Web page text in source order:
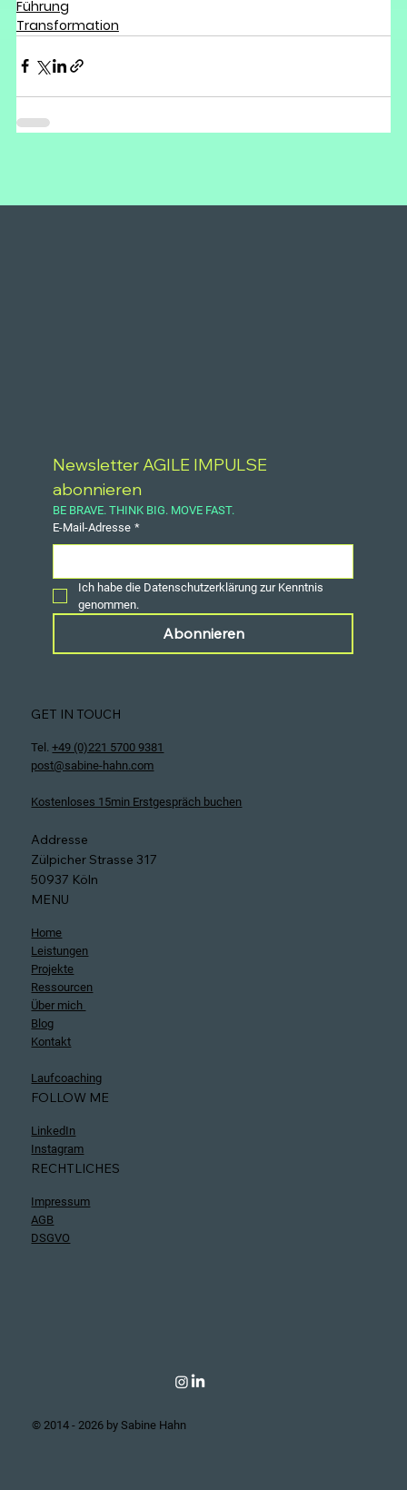
Führung
Transformation
Newsletter AGILE IMPULSE
abonnieren
BE BRAVE. THINK BIG. MOVE FAST.
E-Mail-Adresse *
Ich habe die Datenschutzerklärung zur Kenntnis
genommen.
Abonnieren
GET IN TOUCH
Tel.+49 (0)221 5700 9381
post@sabine-hahn.com
Kostenloses 15min Erstgespräch buchen
Addresse
Zülpicher Strasse 317
50937 Köln
MENU
Home
Leistungen
Projekte
Ressourcen
Über mich
Blog
Kontakt
Laufcoaching
FOLLOW ME
LinkedIn
Instagram
RECHTLICHES
Impressum
AGB
DSGVO
© 2014 - 2026 by Sabine Hahn